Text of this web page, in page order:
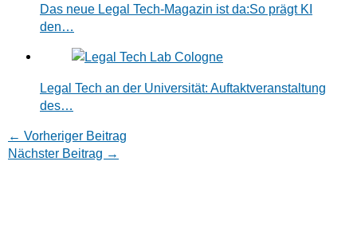
Das neue Legal Tech-Magazin ist da:So prägt KI
den…
Legal Tech an der Universität: Auftaktveranstaltung
des…
← Vorheriger Beitrag
Nächster Beitrag →